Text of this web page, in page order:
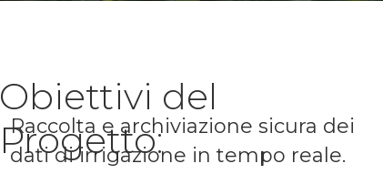
Obiettivi del
Progetto:
Raccolta e archiviazione sicura dei
dati di irrigazione in tempo reale.